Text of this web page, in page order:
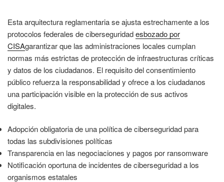
Esta arquitectura reglamentaria se ajusta estrechamente a los
protocolos federales de ciberseguridadesbozado por
CISAgarantizar que las administraciones locales cumplan
normas más estrictas de protección de infraestructuras críticas
y datos de los ciudadanos. El requisito del consentimiento
público refuerza la responsabilidad y ofrece a los ciudadanos
una participación visible en la protección de sus activos
digitales.
Adopción obligatoria de una política de ciberseguridad para
todas las subdivisiones políticas
Transparencia en las negociaciones y pagos por ransomware
Notificación oportuna de incidentes de ciberseguridad a los
organismos estatales